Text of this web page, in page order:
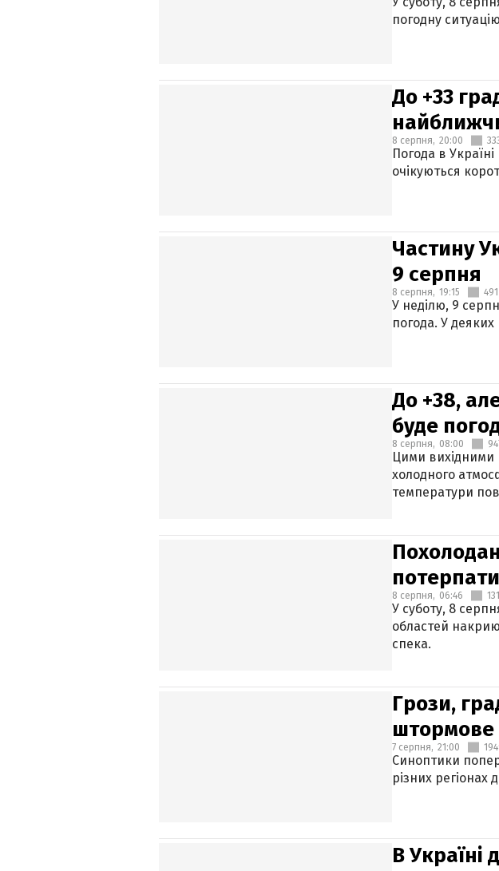
погодну
До +33
8 серпня, 20:00
Погода в
очікуються
Частину
9 серпня
8 серпня, 19:15 491
У неділю, 9
погода. У
До +38,
буде
8 серпня, 08:00
Цими вихідними
холодного
температури
8 серпня, 06:46
У суботу, 8
областей
спека.
Грози,
7 серпня, 21:00
Синоптики
різних регіонах
В Україні